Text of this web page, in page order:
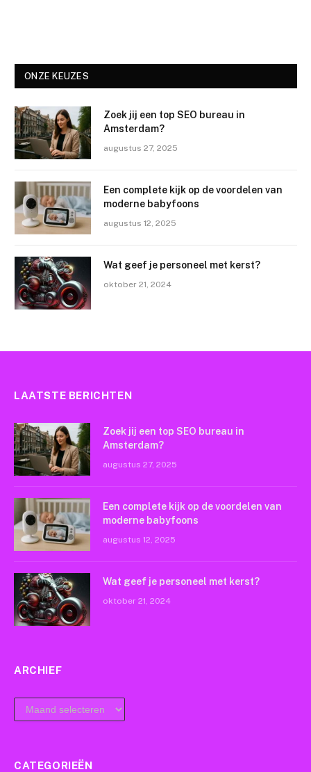
ONZE KEUZES
Zoek jij een top SEO bureau in
Amsterdam?
augustus 27, 2025
Een complete kijk op de voordelen van
moderne babyfoons
augustus 12, 2025
Wat geef je personeel met kerst?
oktober 21, 2024
LAATSTE BERICHTEN
Zoek jij een top SEO bureau in
Amsterdam?
augustus 27, 2025
Een complete kijk op de voordelen van
moderne babyfoons
augustus 12, 2025
Wat geef je personeel met kerst?
oktober 21, 2024
ARCHIEF
archief
CATEGORIEËN